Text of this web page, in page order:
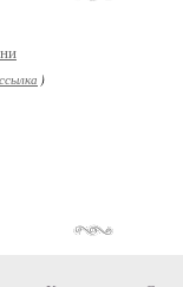
ссылка )